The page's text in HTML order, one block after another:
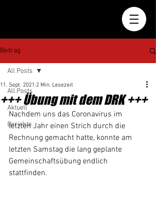
Beitrag
All Posts
Aktuell
Berichte
All Posts
+++ Übung mit dem DRK +++
11. Sept. 2021 2 Min. Lesezeit
Nachdem uns das Coronavirus im
letzten Jahr einen Strich durch die
Rechnung gemacht hatte, konnte am
letzten Samstag die lang geplante
Gemeinschaftsübung endlich
stattfinden.